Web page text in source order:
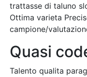
trattasse di taluno
Ottima varieta
campione/
Quasi
Talento qualita